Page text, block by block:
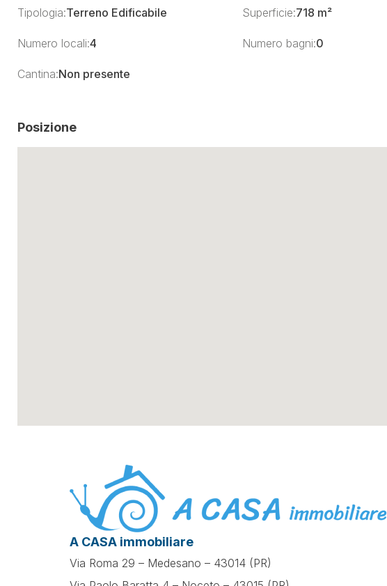
Tipologia:Terreno Edificabile Superficie:718 m²
Numero locali:4 Numero bagni:0
Cantina:Non presente
Posizione
A CASA immobiliare
Via Roma 29 – Medesano – 43014 (PR)